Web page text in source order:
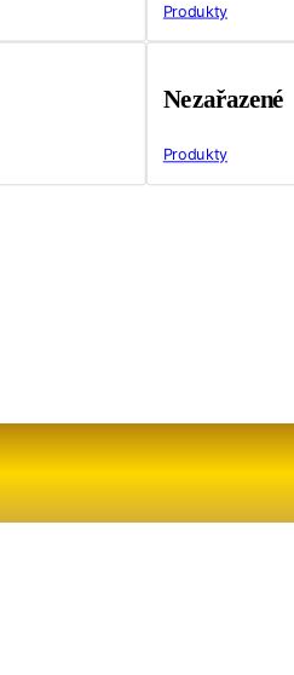
Produkty
Nezařazené
Produkty